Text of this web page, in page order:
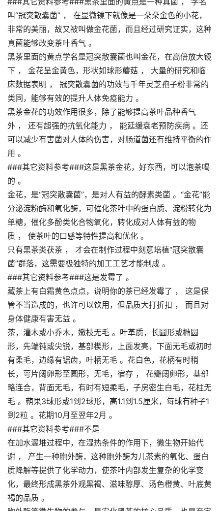
叫“冠突散囊菌” ， 在显微镜下就像是一朵朵金色的小花，
非常的美丽，故又被叫做金花菌，而且经过研究证实，这种
真菌能够改变茶叶香气 。
黑茶里面的黄点学名是冠突散囊菌也叫金花，在高倍放大镜
下 ， 金花呈金黄色，形状如球形蘑菇 ， 大量的研究和临
床数据表明 ， 冠突散囊菌的功效与千年灵芝孢子粉非常的
类同，能够有效的提升人体免疫能力 。
黑茶金花的功效作用很多，除了能够提高茶叶品种香气
外 ， 还有超强的抗氧化能力 ， 能延缓衰老预防疾病 。还
可以减少有害菌对人体的伤害，对肠道菌还有维持平衡的作
用 。
###其它资料参考###这是黑茶金花，好东西，可以泡茶喝
的 。
金花，是“冠突散囊菌”，是对人有益的酵素类菌 。“金花”能
分泌淀粉酶和氧化酶，可催化茶叶中的蛋白质、淀粉转化为
单糖，催化多酚类化合物氧化，转化成对人体有益的物
质 ， 使茶叶的口感等特性提高和优化 。
只有黑茶类茯茶 ， 才会在制作过程中刻意培植“冠突散囊
菌”群落，这需要极独特的加工工艺才能制成 。
###其它资料参考###这是发霉了 。
藏茶上有白霜黄色点点，说明你的茶已经发霉了 ， 这是保
管不当造成的，也许可以饮用，但品质大打折扣 ， 而且对
身体健康有害无益 。
茶，灌木或小乔木，嫩枝无毛 。叶革质，长圆形或椭圆
形，先端钝或尖锐，基部楔形，上面发亮，下面无毛或初时
有柔毛，边缘有锯齿，叶柄无毛 。花白色，花柄有时稍
长，萼片阔卵形至圆形，无毛，宿存 ， 花瓣阔卵形，基部
略连合，背面无毛，有时有短柔毛，子房密生白毛，花柱无
毛 。蒴果3球形或1到2球形，高1.1到1.5厘米，每球有种子1
到2粒 。花期10月至翌年2月 。
###其它资料参考###不是
在加水渥堆过程中，在湿热条件的作用下，微生物开始代
谢 ， 产生一种胞外酶，这种胞外酶为儿茶素的氧化、蛋白
质降解等提供了化学动力，使茶叶内部发生复杂的化学变
化，最终形成黑茶外观黑褐、滋味醇厚、汤色橙黄、叶底黄
褐的品质 。